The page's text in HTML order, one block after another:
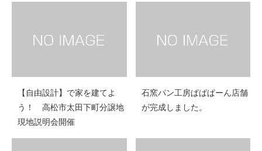
【自由設計】で家を建てよ
う！ 高松市太田下町分譲地
現地説明会開催
石窯パン工房ぱぱぱーん店舗
が完成しました。